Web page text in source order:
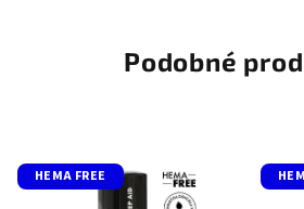
Podobné
HEMA FREE